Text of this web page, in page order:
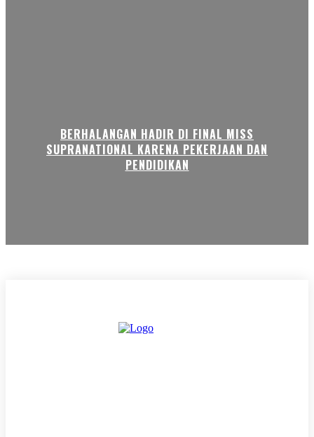
BERHALANGAN HADIR DI FINAL MISS
SUPRANATIONAL KARENA PEKERJAAN DAN
PENDIDIKAN